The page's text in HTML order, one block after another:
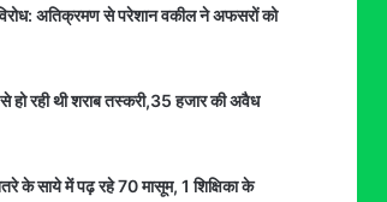
विरोध: अतिक्रमण से परेशान वकील ने अफसरों को
हो रही थी शराब तस्करी,35 हजार की अवैध
के साये में पढ़ रहे 70 मासूम, 1 शिक्षिका के